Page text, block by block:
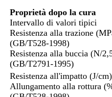
Proprietà dopo la cura
Intervallo di valori tipici
Resistenza alla trazione
(GB/T528-1998)
Resistenza alla buccia (N/
(GB/T2791-1995)
Resistenza all'impatto (J/cm)
Allungamento alla rottura